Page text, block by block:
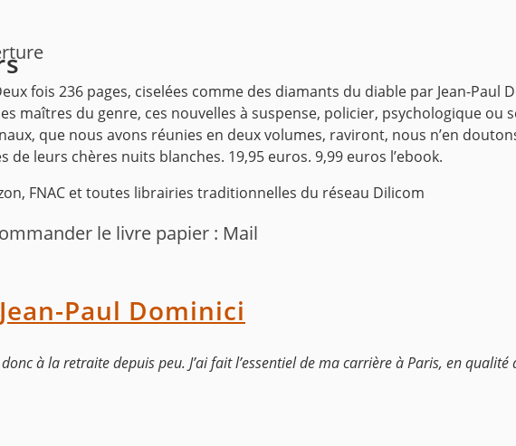
fois 236 pages, ciselées comme des diamants du diable par Jean-Paul
maîtres du genre, ces nouvelles à suspense, policier, psychologique
que nous avons réunies en deux volumes, raviront, nous n’en
leurs chères nuits blanches. 19,95 euros. 9,99 euros l’ebook.
FNAC et toutes librairies traditionnelles du réseau Dilicom
le livre papier : Mail
Jean-Paul Dominici
donc à la retraite depuis peu. J’ai fait l’essentiel de ma carrière à Paris, en